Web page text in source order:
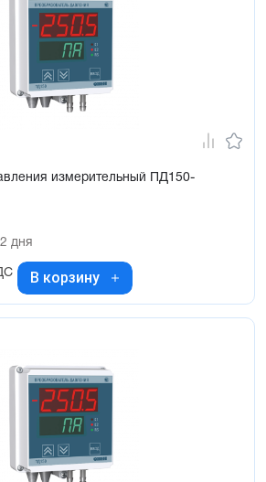
измерительный ПД150-
дня
В корзину